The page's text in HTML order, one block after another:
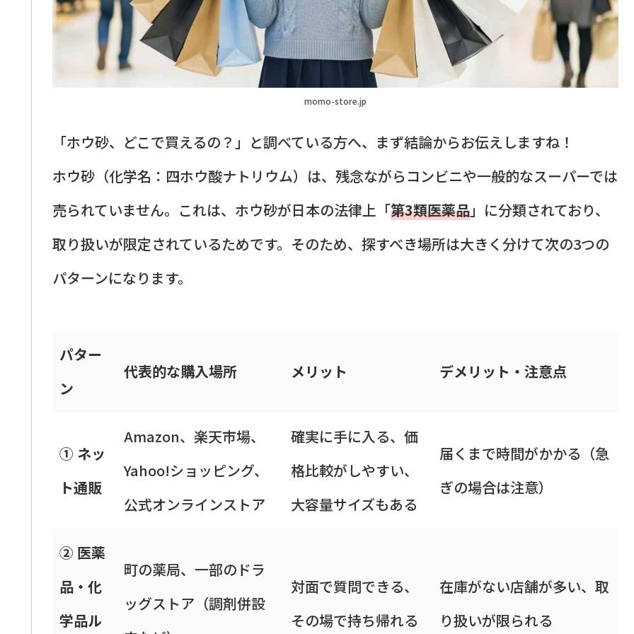
momo-store.jp
「ホウ砂、どこで買えるの？」と調べている方へ、まず結論からお伝えしますね！
ホウ砂（化学名：四ホウ酸ナトリウム）は、残念ながらコンビニや一般的なスーパーでは
売られていません。これは、ホウ砂が日本の法律上「第3類医薬品」に分類されており、
取り扱いが限定されているためです。そのため、探すべき場所は大きく分けて次の3つの
パターンになります。
パター
ン
代表的な購入場所 メリット デメリット・注意点
① ネッ
ト通販
Amazon、楽天市場、
Yahoo!ショッピング、
公式オンラインストア
確実に手に入る、価
格比較がしやすい、
大容量サイズもある
届くまで時間がかかる（急
ぎの場合は注意）
② 医薬
品・化
学品ル
町の薬局、一部のドラ
ッグストア（調剤併設
対面で質問できる、
その場で持ち帰れる
在庫がない店舗が多い、取
り扱いが限られる